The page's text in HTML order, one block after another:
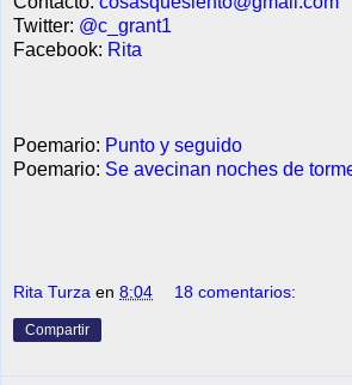
Twitter: @c_grant1
Facebook: Rita
Poemario: Punto y seguido
Poemario: Se avecinan noches de
Rita Turza en 8:04 18 comentarios:
Compartir